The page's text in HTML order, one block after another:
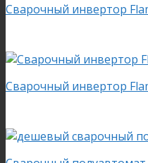
Сварочный инвертор
Сварочный инвертор